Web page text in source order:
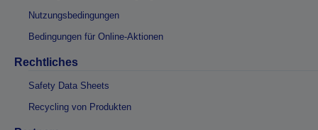
Nutzungsbedingungen
Bedingungen für Online-Aktionen
Rechtliches
Safety Data Sheets
Recycling von Produkten